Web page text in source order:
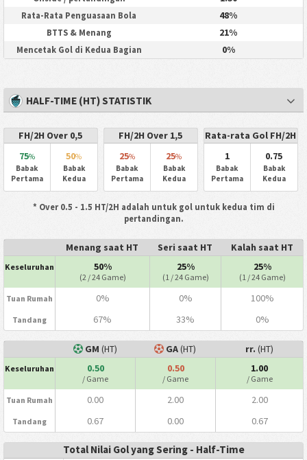
Rata-Rata Penguasaan Bola 48%
BTTS & Menang 21%
Mencetak Gol di Kedua Bagian 0%
HALF-TIME (HT) STATISTIK
FH/2H Over 0,5
75%
Babak
Pertama
50%
Babak
Kedua
FH/2H Over 1,5
25%
Babak
Pertama
25%
Babak
Kedua
Rata-rata Gol FH/2H
1
Babak
Pertama
0.75
Babak
Kedua
* Over 0.5 - 1.5 HT/2H adalah untuk gol untuk kedua tim di
pertandingan.
Menang saat HT Seri saat HT Kalah saat HT
Keseluruhan 50%
(2 / 24 Game)
25%
(1 / 24 Game)
25%
(1 / 24 Game)
Tuan Rumah 0% 0% 100%
Tandang 67% 33% 0%
GM (HT) GA(HT) rr. (HT)
Keseluruhan 0.50
/ Game
0.50
/ Game
1.00
/ Game
Tuan Rumah 0.00 2.00 2.00
Tandang 0.67 0.00 0.67
Total Nilai Gol yang Sering - Half-Time